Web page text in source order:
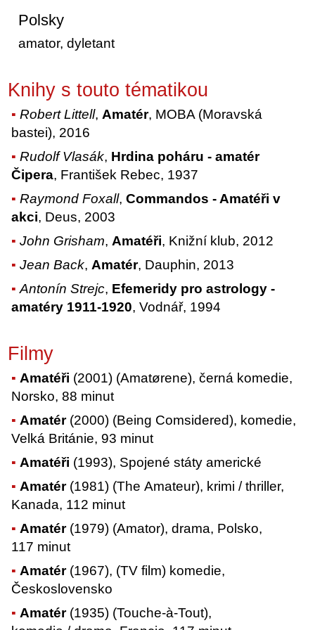
Polsky
amator, dyletant
Knihy s touto tématikou
Robert Littell,Amatér, MOBA (Moravská
bastei), 2016
Rudolf Vlasák, Hrdina poháru - amatér
Čipera, František Rebec, 1937
Raymond Foxall,Commandos - Amatéři v
akci, Deus, 2003
John Grisham,Amatéři, Knižní klub, 2012
Jean Back,Amatér, Dauphin, 2013
Antonín Strejc, Efemeridy pro astrology -
amatéry 1911-1920, Vodnář, 1994
Filmy
Amatéři (2001) (Amatørene), černá komedie,
Norsko, 88 minut
Amatér(2000) (Being Comsidered), komedie,
Velká Británie, 93 minut
Amatéři (1993), Spojené státy americké
Amatér(1981) (The Amateur), krimi / thriller,
Kanada, 112 minut
Amatér(1979) (Amator), drama, Polsko,
117 minut
Amatér(1967), (TV film) komedie,
Československo
Amatér(1935) (Touche-à-Tout),